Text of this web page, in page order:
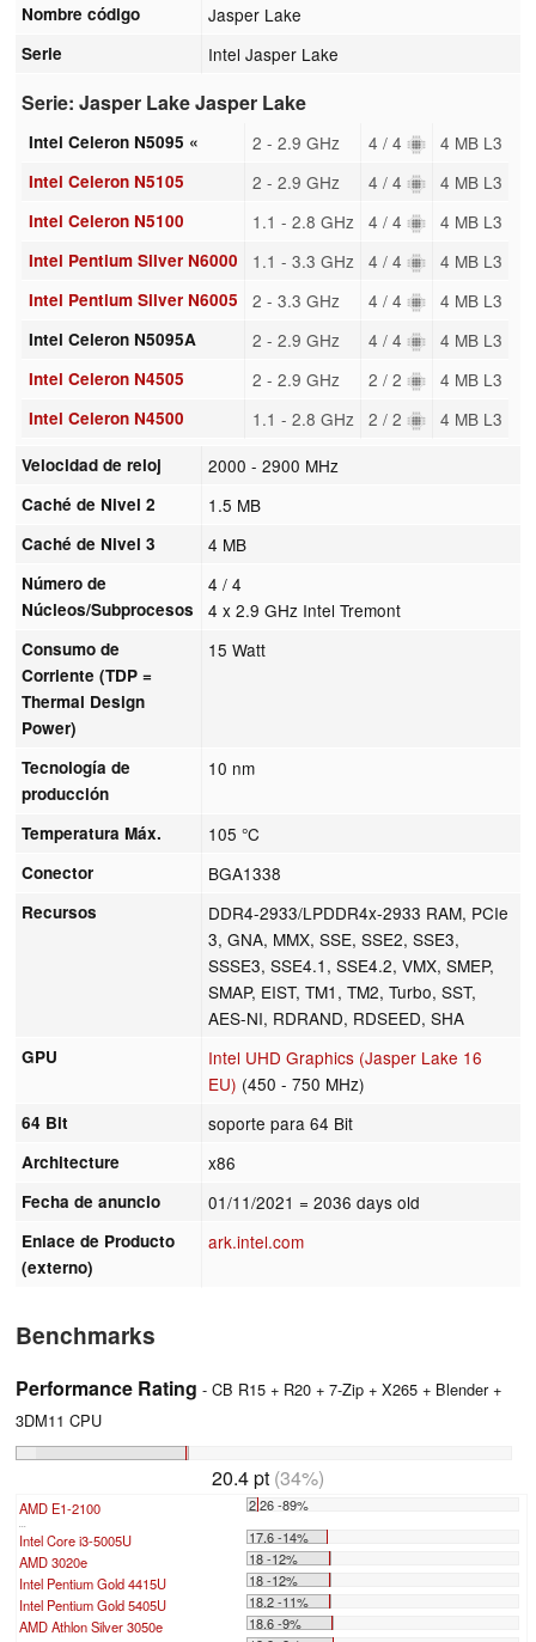
Nombre código Jasper Lake
Serie Intel Jasper Lake
Serie: Jasper Lake Jasper Lake
Intel Celeron N5095 « 2 - 2.9 GHz 4 / 4 4 MB L3
Intel Celeron N5105 2 - 2.9 GHz 4 / 4 4 MB L3
Intel Celeron N5100 1.1 - 2.8 GHz 4 / 4 4 MB L3
Intel Pentium Silver N6000 1.1 - 3.3 GHz 4 / 4 4 MB L3
Intel Pentium Silver N6005 2 - 3.3 GHz 4 / 4 4 MB L3
Intel Celeron N5095A 2 - 2.9 GHz 4 / 4 4 MB L3
Intel Celeron N4505 2 - 2.9 GHz 2 / 2 4 MB L3
Intel Celeron N4500 1.1 - 2.8 GHz 2 / 2 4 MB L3
Velocidad de reloj 2000 - 2900 MHz
Caché de Nivel 2 1.5 MB
Caché de Nivel 3 4 MB
Número de
Núcleos/Subprocesos
4 / 4
4 x 2.9 GHz Intel Tremont
Consumo de
Corriente (TDP =
Thermal Design
Power)
15 Watt
Tecnología de
producción
10 nm
Temperatura Máx. 105 °C
Conector BGA1338
Recursos
DDR4-2933/LPDDR4x-2933 RAM, PCIe
3, GNA, MMX, SSE, SSE2, SSE3,
SSSE3, SSE4.1, SSE4.2, VMX, SMEP,
SMAP, EIST, TM1, TM2, Turbo, SST,
AES-NI, RDRAND, RDSEED, SHA
GPU
Intel UHD Graphics (Jasper Lake 16
EU) (450 - 750 MHz)
64 Bit soporte para 64 Bit
Architecture x86
Fecha de anuncio 01/11/2021 = 2036 days old
Enlace de Producto
(externo)
ark.intel.com
Benchmarks
Performance Rating - CB R15 + R20 + 7-Zip + X265 + Blender +
3DM11 CPU
20.4 pt (34%)
AMD E1-2100 2.26 -89%
Intel Core i3-5005U
17.6 -14%
AMD 3020e
18 -12%
Intel Pentium Gold 4415U
18 -12%
Intel Pentium Gold 5405U
18.2 -11%
AMD Athlon Silver 3050e
18.6 -9%